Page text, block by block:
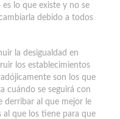
lo que existe y no se
debido a todos
la desigualdad en
los establecimientos
son los que
cuándo se seguirá con
derribar al que mejor le
al que los tiene para que